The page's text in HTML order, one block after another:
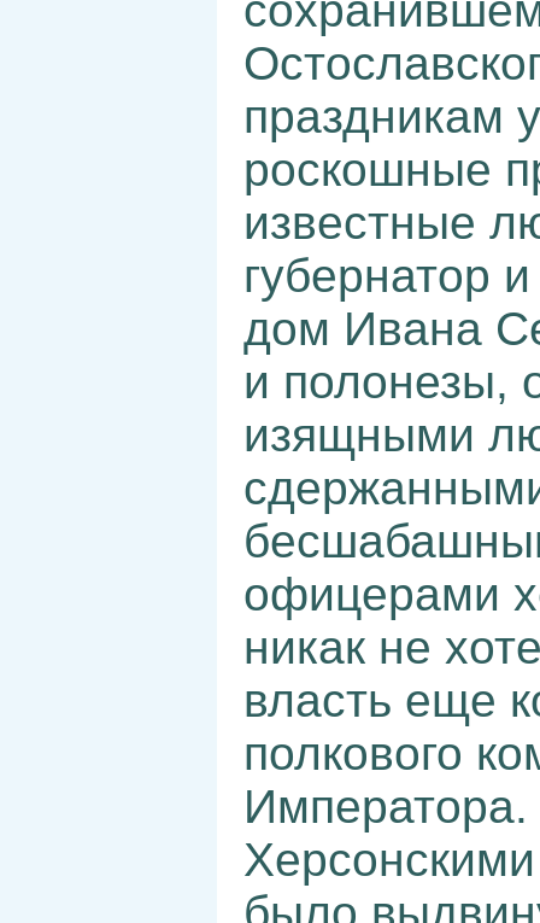
праздникам
роскошные
известные
губернатор
дом Ивана
и полонезы,
изящными
офицерами
никак не
власть еще
полкового
Императора.
было